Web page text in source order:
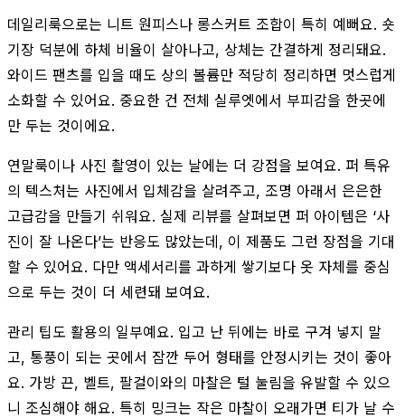
데일리룩으로는 니트 원피스나 롱스커트 조합이 특히 예뻐요. 숏
기장 덕분에 하체 비율이 살아나고, 상체는 간결하게 정리돼요.
와이드 팬츠를 입을 때도 상의 볼륨만 적당히 정리하면 멋스럽게
소화할 수 있어요. 중요한 건 전체 실루엣에서 부피감을 한곳에
만 두는 것이에요.
연말룩이나 사진 촬영이 있는 날에는 더 강점을 보여요. 퍼 특유
의 텍스처는 사진에서 입체감을 살려주고, 조명 아래서 은은한
고급감을 만들기 쉬워요. 실제 리뷰를 살펴보면 퍼 아이템은 ‘사
진이 잘 나온다’는 반응도 많았는데, 이 제품도 그런 장점을 기대
할 수 있어요. 다만 액세서리를 과하게 쌓기보다 옷 자체를 중심
으로 두는 것이 더 세련돼 보여요.
관리 팁도 활용의 일부예요. 입고 난 뒤에는 바로 구겨 넣지 말
고, 통풍이 되는 곳에서 잠깐 두어 형태를 안정시키는 것이 좋아
요. 가방 끈, 벨트, 팔걸이와의 마찰은 털 눌림을 유발할 수 있으
니 조심해야 해요. 특히 밍크는 작은 마찰이 오래가면 티가 날 수